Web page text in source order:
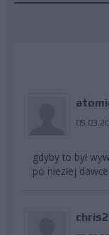
gdyby to był
po niezłej